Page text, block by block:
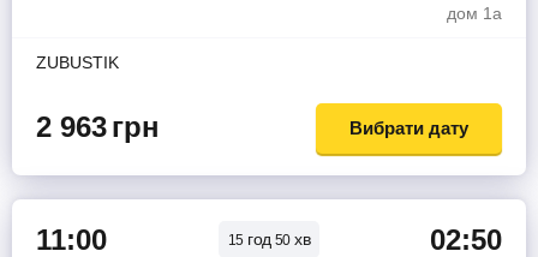
дом 1a
ZUBUSTIK
2 963грн Вибрати дату
11:00 15 год 50 хв 02:50